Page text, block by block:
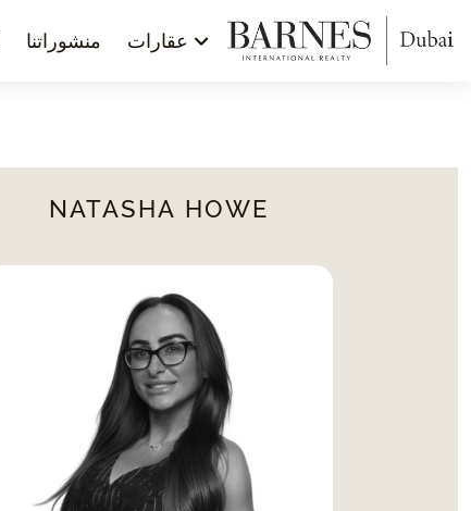
عقارات منشوراتنا
NATASHA HOWE